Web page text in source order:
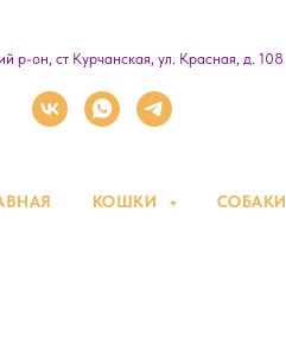
р-он, ст Курчанская, ул. Красная, д. 108
КОШКИ СОБАКИ